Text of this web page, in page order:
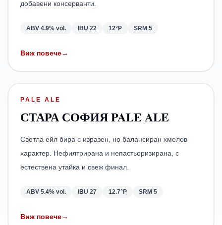
добавени консерванти.
ABV 4.9% vol. IBU 22 12°P SRM 5
Виж повече→
PALE ALE
СТАРА СОФИЯ PALE ALE
Светла ейл бира с изразен, но балансиран хмелов
характер. Нефилтрирана и непастьоризирана, с
естествена утайка и свеж финал.
ABV 5.4% vol. IBU 27 12.7°P SRM 5
Виж повече→